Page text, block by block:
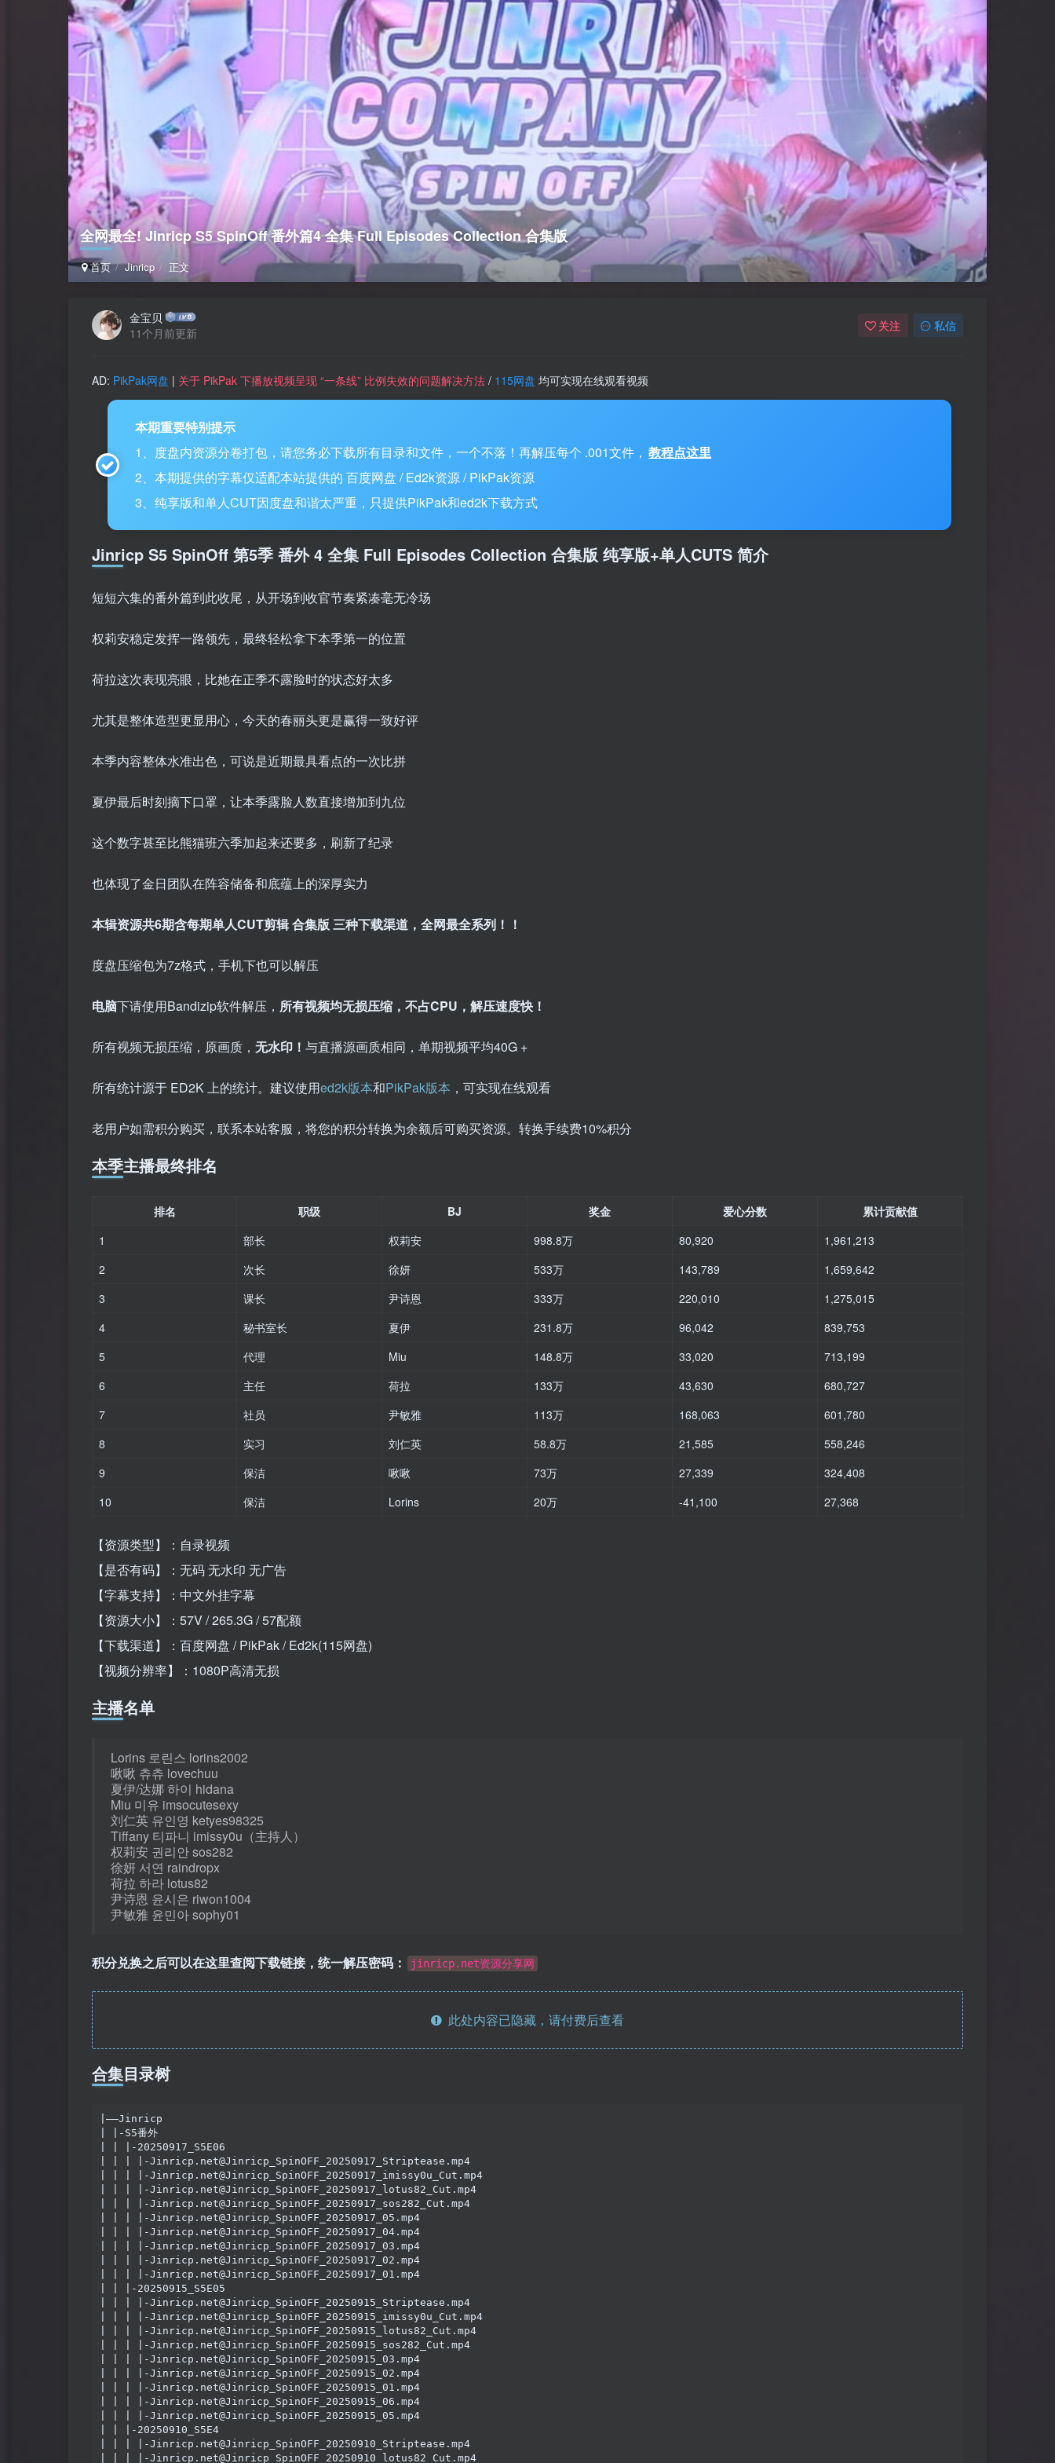
全网最全! Jinricp S5 SpinOff 番外篇4 全集 Full Episodes Collection 合集版
首页 Jinricp 正文
金宝贝
11个月前更新
关注 私信
AD: PikPak网盘 | 关于 PikPak 下播放视频呈现 “一条线” 比例失效的问题解决方法 / 115网盘 均可实现在线观看视频
本期重要特别提示
1、度盘内资源分卷打包，请您务必下载所有目录和文件，一个不落！再解压每个 .001文件， 教程点这里
2、本期提供的字幕仅适配本站提供的 百度网盘 / Ed2k资源 / PikPak资源
3、纯享版和单人CUT因度盘和谐太严重，只提供PikPak和ed2k下载方式
Jinricp S5 SpinOff 第5季 番外 4 全集 Full Episodes Collection 合集版 纯享版+单人CUTS 简介
短短六集的番外篇到此收尾，从开场到收官节奏紧凑毫无冷场
权莉安稳定发挥一路领先，最终轻松拿下本季第一的位置
荷拉这次表现亮眼，比她在正季不露脸时的状态好太多
尤其是整体造型更显用心，今天的春丽头更是赢得一致好评
本季内容整体水准出色，可说是近期最具看点的一次比拼
夏伊最后时刻摘下口罩，让本季露脸人数直接增加到九位
这个数字甚至比熊猫班六季加起来还要多，刷新了纪录
也体现了金日团队在阵容储备和底蕴上的深厚实力
本辑资源共6期含每期单人CUT剪辑 合集版 三种下载渠道，全网最全系列！！
度盘压缩包为7z格式，手机下也可以解压
电脑下请使用Bandizip软件解压， 所有视频均无损压缩，不占CPU，解压速度快！
所有视频无损压缩，原画质， 无水印！ 与直播源画质相同，单期视频平均40G +
所有统计源于 ED2K 上的统计。建议使用ed2k版本和PikPak版本 ，可实现在线观看
老用户如需积分购买，联系本站客服，将您的积分转换为余额后可购买资源。转换手续费10%积分
本季主播最终排名
排名 职级 BJ 奖金 爱心分数
累计贡献值
1
部长 权莉安 998.8万 80,920
1,961,213
2
次长 徐妍 533万 143,789
1,659,642
3
课长 尹诗恩 333万 220,010
1,275,015
4
秘书室长 夏伊 231.8万 96,042
839,753
5
代理 Miu 148.8万 33,020
713,199
6
主任 荷拉 133万 43,630
680,727
7
社员 尹敏雅 113万 168,063
601,780
8
实习 刘仁英 58.8万 21,585
558,246
9
保洁 啾啾 73万 27,339
324,408
10
保洁 Lorins 20万 -41,100 27,368
【资源类型】：自录视频
【是否有码】：无码 无水印 无广告
【字幕支持】：中文外挂字幕
【资源大小】：57V / 265.3G / 57配额
【下载渠道】：百度网盘 / PikPak / Ed2k(115网盘)
【视频分辨率】：1080P高清无损
主播名单
Lorins 로린스 lorins2002
啾啾 츄츄 lovechuu
夏伊/达娜 하이 hidana
Miu 미유 imsocutesexy
刘仁英 유인영 ketyes98325
Tiffany 티파니 imissy0u（主持人）
权莉安 권리안 sos282
徐妍 서연 raindropx
荷拉 하라 lotus82
尹诗恩 윤시은 riwon1004
尹敏雅 윤민아 sophy01
积分兑换之后可以在这里查阅下载链接，统一解压密码： jinricp.net资源分享网
此处内容已隐藏，请付费后查看
合集目录树
|——Jinricp
| |-S5番外
| | |-20250917_S5E06
| | | |-Jinricp.net@Jinricp_SpinOFF_20250917_Striptease.mp4
| | | |-Jinricp.net@Jinricp_SpinOFF_20250917_imissy0u_Cut.mp4
| | | |-Jinricp.net@Jinricp_SpinOFF_20250917_lotus82_Cut.mp4
| | | |-Jinricp.net@Jinricp_SpinOFF_20250917_sos282_Cut.mp4
| | | |-Jinricp.net@Jinricp_SpinOFF_20250917_05.mp4
| | | |-Jinricp.net@Jinricp_SpinOFF_20250917_04.mp4
| | | |-Jinricp.net@Jinricp_SpinOFF_20250917_03.mp4
| | | |-Jinricp.net@Jinricp_SpinOFF_20250917_02.mp4
| | | |-Jinricp.net@Jinricp_SpinOFF_20250917_01.mp4
| | |-20250915_S5E05
| | | |-Jinricp.net@Jinricp_SpinOFF_20250915_Striptease.mp4
| | | |-Jinricp.net@Jinricp_SpinOFF_20250915_imissy0u_Cut.mp4
| | | |-Jinricp.net@Jinricp_SpinOFF_20250915_lotus82_Cut.mp4
| | | |-Jinricp.net@Jinricp_SpinOFF_20250915_sos282_Cut.mp4
| | | |-Jinricp.net@Jinricp_SpinOFF_20250915_03.mp4
| | | |-Jinricp.net@Jinricp_SpinOFF_20250915_02.mp4
| | | |-Jinricp.net@Jinricp_SpinOFF_20250915_01.mp4
| | | |-Jinricp.net@Jinricp_SpinOFF_20250915_06.mp4
| | | |-Jinricp.net@Jinricp_SpinOFF_20250915_05.mp4
| | |-20250910_S5E4
| | | |-Jinricp.net@Jinricp_SpinOFF_20250910_Striptease.mp4
| | | |-Jinricp.net@Jinricp_SpinOFF_20250910_lotus82_Cut.mp4